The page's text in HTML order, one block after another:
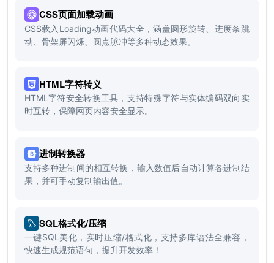
CSS页面加载动画
CSS载入Loading动画代码大全，涵盖圆形旋转、进度条跳
动、骨架屏闪烁、圆点脉冲等多种动态效果。
HTML字符转义
HTML字符安全转换工具，支持特殊字符与实体编码双向实
时互转，保障网页内容安全显示。
进制转换器
支持多种进制间的相互转换，输入数值后自动计算各进制结
果，并可手动复制输出值。
SQL格式化/压缩
一键SQL美化，实时压缩/格式化，支持多库语法全兼容，
快速生成规范语句，提升开发效率！